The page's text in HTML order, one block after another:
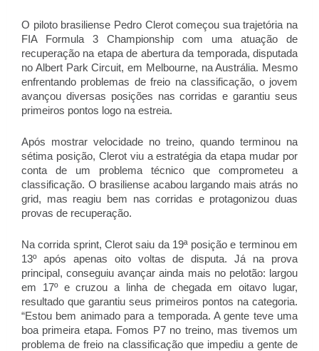
O piloto brasiliense Pedro Clerot começou sua trajetória na
FIA Formula 3 Championship com uma atuação de
recuperação na etapa de abertura da temporada, disputada
no Albert Park Circuit, em Melbourne, na Austrália. Mesmo
enfrentando problemas de freio na classificação, o jovem
avançou diversas posições nas corridas e garantiu seus
primeiros pontos logo na estreia.
Após mostrar velocidade no treino, quando terminou na
sétima posição, Clerot viu a estratégia da etapa mudar por
conta de um problema técnico que comprometeu a
classificação. O brasiliense acabou largando mais atrás no
grid, mas reagiu bem nas corridas e protagonizou duas
provas de recuperação.
Na corrida sprint, Clerot saiu da 19ª posição e terminou em
13º após apenas oito voltas de disputa. Já na prova
principal, conseguiu avançar ainda mais no pelotão: largou
em 17º e cruzou a linha de chegada em oitavo lugar,
resultado que garantiu seus primeiros pontos na categoria.
“Estou bem animado para a temporada. A gente teve uma
boa primeira etapa. Fomos P7 no treino, mas tivemos um
problema de freio na classificação que impediu a gente de